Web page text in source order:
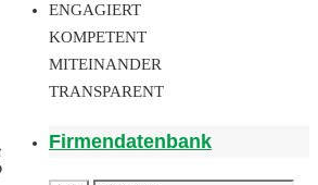
ENGAGIERT
KOMPETENT
MITEINANDER
TRANSPARENT
Firmendatenbank